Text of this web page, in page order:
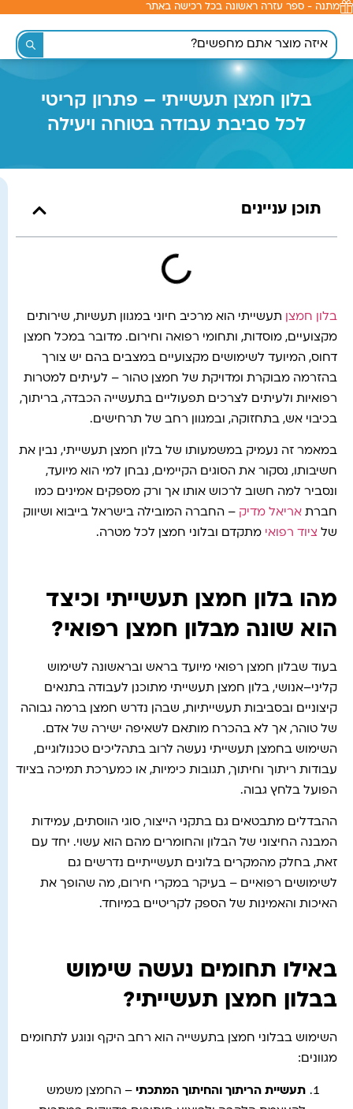
לתוכן
מתנה - ספר עזרה ראשונה בכל רכישה באתר
בלון חמצן תעשייתי – פתרון קריטי
לכל סביבת עבודה בטוחה ויעילה
תוכן עניינים
בלון חמצן תעשייתי הוא מרכיב חיוני במגוון תעשיות, שירותים
מקצועיים, מוסדות, ותחומי רפואה וחירום. מדובר במכל חמצן
דחוס, המיועד לשימושים מקצועיים במצבים בהם יש צורך
בהזרמה מבוקרת ומדויקת של חמצן טהור – לעיתים למטרות
רפואיות ולעיתים לצרכים תפעוליים בתעשייה הכבדה, בריתוך,
בכיבוי אש, בתחזוקה, ובמגוון רחב של תרחישים.
במאמר זה נעמיק במשמעותו של בלון חמצן תעשייתי, נבין את
חשיבותו, נסקור את הסוגים הקיימים, נבחן למי הוא מיועד,
ונסביר למה חשוב לרכוש אותו אך ורק מספקים אמינים כמו
חברת אריאל מדיק – החברה המובילה בישראל בייבוא ושיווק
של ציוד רפואי מתקדם ובלוני חמצן לכל מטרה.
מהו בלון חמצן תעשייתי וכיצד
הוא שונה מבלון חמצן רפואי?
בעוד שבלון חמצן רפואי מיועד בראש ובראשונה לשימוש
קליני–אנושי, בלון חמצן תעשייתי מתוכנן לעבודה בתנאים
קיצוניים ובסביבות תעשייתיות, שבהן נדרש חמצן ברמה גבוהה
של טוהר, אך לא בהכרח מותאם לשאיפה ישירה של אדם.
השימוש בחמצן תעשייתי נעשה לרוב בתהליכים טכנולוגיים,
עבודות ריתוך וחיתוך, תגובות כימיות, או כמערכת תמיכה בציוד
הפועל בלחץ גבוה.
ההבדלים מתבטאים גם בתקני הייצור, סוגי הווסתים, עמידות
המבנה החיצוני של הבלון והחומרים מהם הוא עשוי. יחד עם
זאת, בחלק מהמקרים בלונים תעשייתיים נדרשים גם
לשימושים רפואיים – בעיקר במקרי חירום, מה שהופך את
האיכות והאמינות של הספק לקריטיים במיוחד.
באילו תחומים נעשה שימוש
בבלון חמצן תעשייתי?
השימוש בבלוני חמצן בתעשייה הוא רחב היקף ונוגע לתחומים
מגוונים:
תעשיית הריתוך והחיתוך המתכתי – החמצן משמש